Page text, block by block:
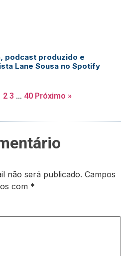
podcast produzido e
Lane Sousa no Spotify
2 3 … 40 Próximo »
não será publicado. Campos
com *